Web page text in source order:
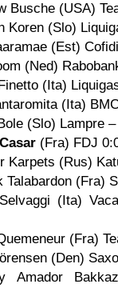
Busche (USA)
Koren (Slo)
(Est)
(Ned)
(Ita)
(Ita)
(Slo) Lampre
(Fra) FDJ
Karpets (Rus)
Talabardon (Fra)
(Ita)
(Fra)
(Den)
Amador